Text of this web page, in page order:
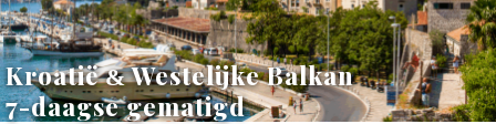
Kroatië&Westelijke Balkan
7-daagse gematigd